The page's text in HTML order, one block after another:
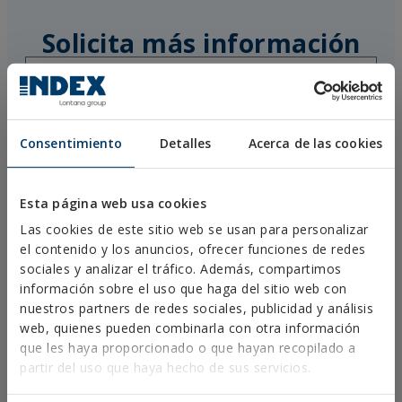
Consentimiento Detalles Acerca de las cookies
Esta página web usa cookies
Las cookies de este sitio web se usan para personalizar
el contenido y los anuncios, ofrecer funciones de redes
sociales y analizar el tráfico. Además, compartimos
información sobre el uso que haga del sitio web con
nuestros partners de redes sociales, publicidad y análisis
web, quienes pueden combinarla con otra información
que les haya proporcionado o que hayan recopilado a
partir del uso que haya hecho de sus servicios.
Solicita más información